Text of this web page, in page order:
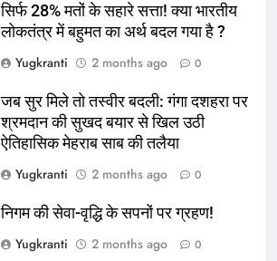
सिर्फ 28% मतों के सहारे सत्ता! क्या भारतीय
लोकतंत्र में बहुमत का अर्थ बदल गया है ?
Yugkranti
2 months ago 0
जब सुर मिले तो तस्वीर बदली: गंगा दशहरा पर
श्रमदान की सुखद बयार से खिल उठी
ऐतिहासिक मेहराब साब की तलैया
Yugkranti
2 months ago 0
निगम की सेवा-वृद्धि के सपनों पर ग्रहण!
Yugkranti
2 months ago 0